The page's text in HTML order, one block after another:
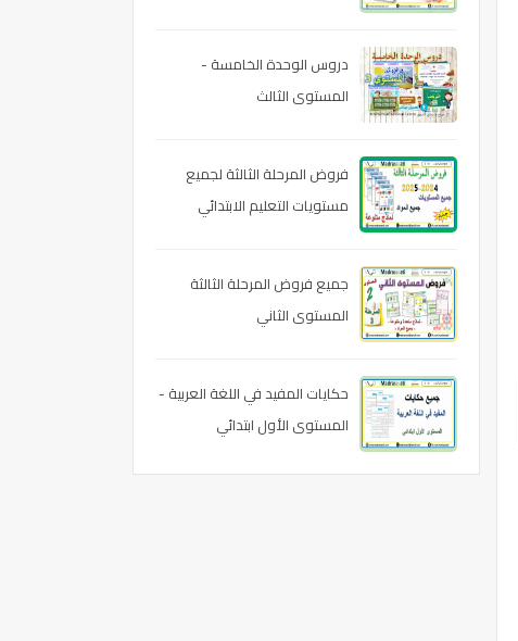
دروس الوحدة الخامسة -
المستوى الثالث
فروض المرحلة الثالثة لجميع
مستويات التعليم الابتدائي
جميع فروض المرحلة الثالثة
المستوى الثاني
حكايات المفيد في اللغة العربية -
المستوى الأول ابتدائي